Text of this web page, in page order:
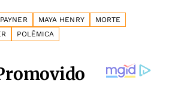
MAYA HENRY
MORTE
POLÊMICA